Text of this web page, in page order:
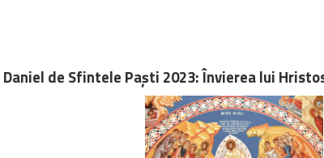
de Sfintele Paşti 2023: Învierea lui